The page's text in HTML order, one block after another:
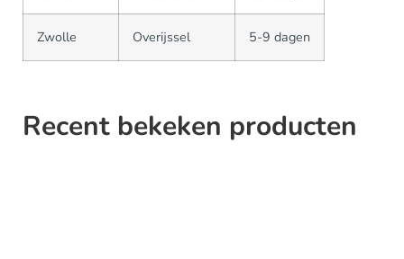
Zwolle Overijssel 5-9 dagen
Recent bekeken producten